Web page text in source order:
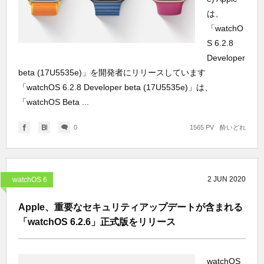
は、
「watchO
S 6.2.8
Developer
beta (17U5535e)」を開発者にリリースしています
「watchOS 6.2.8 Developer beta (17U5535e)」は、
「watchOS Beta ...
0 酔いどれ
1565 PV
watchOS 6 2 JUN 2020
Apple、重要なセキュリティアップデートが含まれる
「watchOS 6.2.6」正式版をリリース
watchOS